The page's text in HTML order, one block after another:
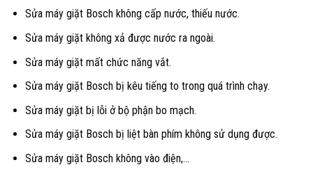
Sửa máy giặt Bosch không cấp nước, thiếu nước.
Sửa máy giặt không xả được nước ra ngoài.
Sửa máy giặt mất chức năng vắt.
Sửa máy giặt Bosch bị kêu tiếng to trong quá trình chạy.
Sửa máy giặt bị lỗi ở bộ phận bo mạch.
Sửa máy giặt Bosch bị liệt bàn phím không sử dụng được.
Sửa máy giặt Bosch không vào điện,…